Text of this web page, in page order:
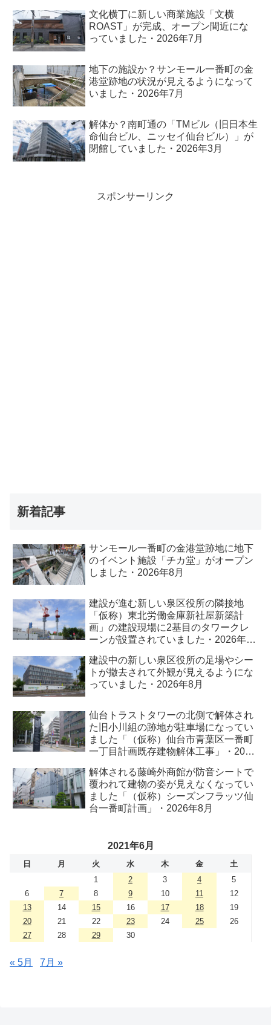
文化横丁に新しい商業施設「文横
ROAST」が完成、オープン間近にな
っていました・2026年7月
地下の施設か？サンモール一番町の金
港堂跡地の状況が見えるようになって
いました・2026年7月
解体か？南町通の「TMビル（旧日本生
命仙台ビル、ニッセイ仙台ビル）」が
閉館していました・2026年3月
スポンサーリンク
新着記事
サンモール一番町の金港堂跡地に地下
のイベント施設「チカ堂」がオープン
しました・2026年8月
建設が進む新しい泉区役所の隣接地
「仮称）東北労働金庫新社屋新築計
画」の建設現場に2基目のタワークレ
ーンが設置されていました・2026年8
建設中の新しい泉区役所の足場やシー
トが撤去されて外観が見えるようにな
っていました・2026年8月
仙台トラストタワーの北側で解体され
た旧小川組の跡地が駐車場になってい
ました「（仮称）仙台市青葉区一番町
一丁目計画既存建物解体工事」・2026
解体される藤崎外商館が防音シートで
覆われて建物の姿が見えなくなってい
ました「（仮称）シーズンフラッツ仙
台一番町計画」・2026年8月
2021年6月
日 月 火 水 木 金
土
1
2 3 4
5
6
7 8 9 10 11
12
13
14 15 16 17 18
19
20
21 22 23 24 25
26
27
28 29 30
« 5月 7月 »